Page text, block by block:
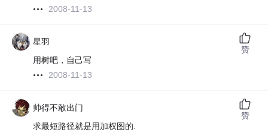
2008-11-13
星羽
用树吧，自己写
2008-11-13
赞
帅得不敢出门
求最短路径就是用加权图的.
赞